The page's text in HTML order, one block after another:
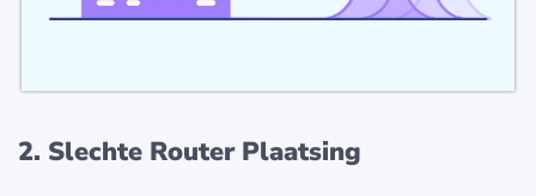
2. Slechte Router Plaatsing